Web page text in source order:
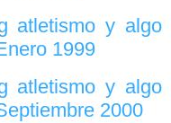
atletismo y algo
1999
atletismo y algo
2000